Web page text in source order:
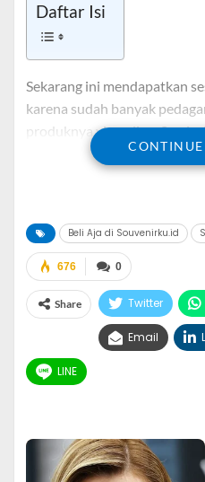
Daftar Isi
Sekarang ini mendapatkan
karena sudah banyak
produknya via online.
Souvenir Tumbler Murah,
toko tersebut kamu dapat
Souvenirku.id menyediakan
yang memungkinkan kamu
souvenir terbaikmu.
Situs souvenirku.id
Murah, Souvenir
sebagai agen saja melainkan
mandiri seperti souvenir
Nah, kebetulan kamu sudah
salahnya jika menambah
Beli Aja di Souvenirku.id
0
676
Share Twitter
Email
LINE